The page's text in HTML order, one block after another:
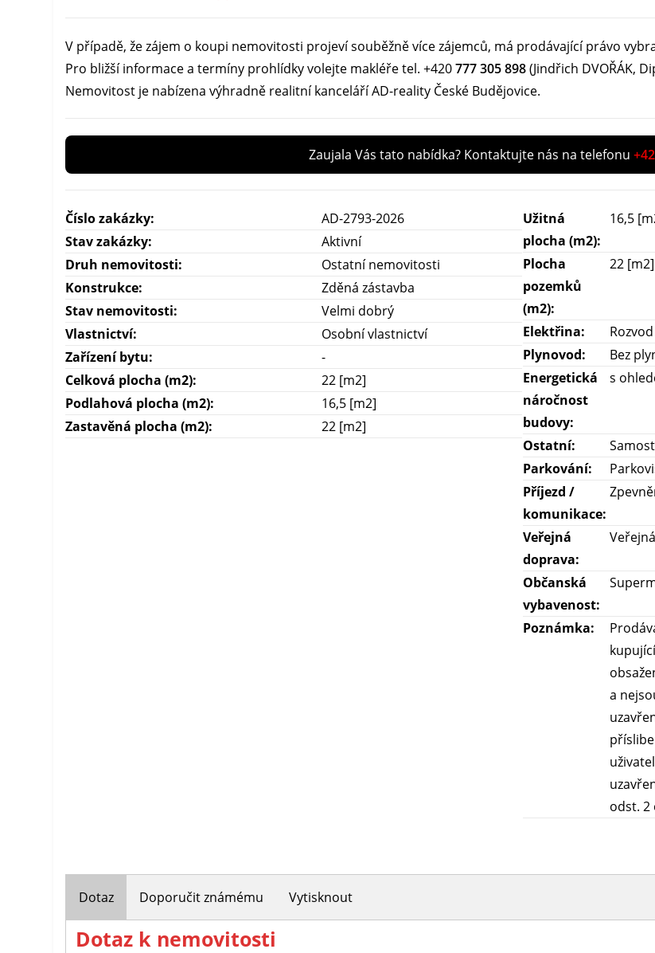
V případě, že zájem o koupi nemovitosti projeví souběžně více zájemců, má prodávající právo
Pro bližší informace a termíny prohlídky volejte makléře tel. +420777 305 898(Jindřich DVOŘÁK,
Nemovitost je nabízena výhradně realitní kanceláří AD-reality České Budějovice.
Zaujala Vás tato nabídka? Kontaktujte nás na telefonu
Číslo zakázky:
AD-2793-2026
Stav zakázky:
Aktivní
Druh nemovitosti:
Ostatní nemovitosti
Konstrukce:
Zděná zástavba
Stav nemovitosti:
Velmi dobrý
Vlastnictví:
Osobní vlastnictví
Zařízení bytu:
-
Celková plocha (m2):
22 [m2]
Podlahová plocha (m2):
16,5 [m2]
Zastavěná plocha (m2):
22 [m2]
Užitná
plocha (m2):
16,5
Plocha
pozemků
(m2):
22 [m2]
Elektřina:
Plynovod:
Bez
Energetická
náročnost
budovy:
s
Ostatní:
Parkování:
Příjezd /
komunikace:
Veřejná
doprava:
Občanská
vybavenost:
Poznámka:
a
odst. 2
Dotaz Doporučit známému Vytisknout
Dotaz k nemovitosti